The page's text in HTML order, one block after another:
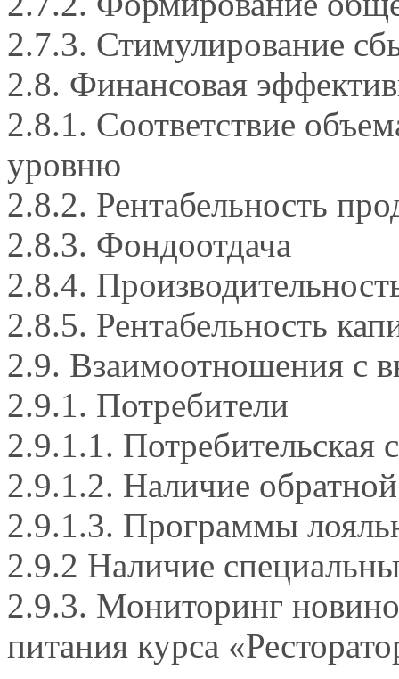
2.7.3. Стимулирование
2.8. Финансовая
2.8.1. Соответствие
уровню
2.8.2. Рентабельность
2.8.3. Фондоотдача
2.8.4.
2.8.5. Рентабельность
2.9. Взаимоотношения с
2.9.1. Потребители
2.9.1.1. Потребительская
2.9.1.2. Наличие
2.9.1.3. Программы
2.9.2 Наличие
2.9.3. Мониторинг
питания курса